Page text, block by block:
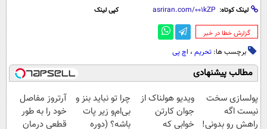
لینک کوتاه: کپی لینک
‌گزارش خطا در خبر
برچسب ها: تحریم ، اچ پی
مطالب پیشنهادی
پولسازی سخت
نیست اگه
راهش رو بدونی!
ویدیو هولناک از
جوان کارتن
خوابی که
چرا تو نباید بنز و
بی‌ام‌و زیر پات
باشه؟ (دوره
آرتروز مفاصل
خود را به طور
قطعی درمان